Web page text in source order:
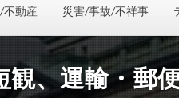
不動産 災害/事故/不祥事
観、運輸・郵